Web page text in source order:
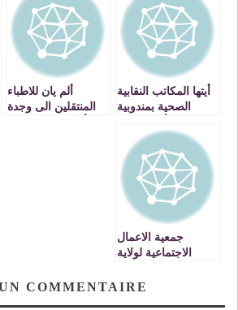
أيتها المكاتب النقابية
الصحية بمندوبية
رجل رشيد؟
ألم يان للاطباء
المنتقلين الى وجدة
جمعية الاعمال
الاجتماعية لولاية
من الموظفاتCOMMENTAIRE